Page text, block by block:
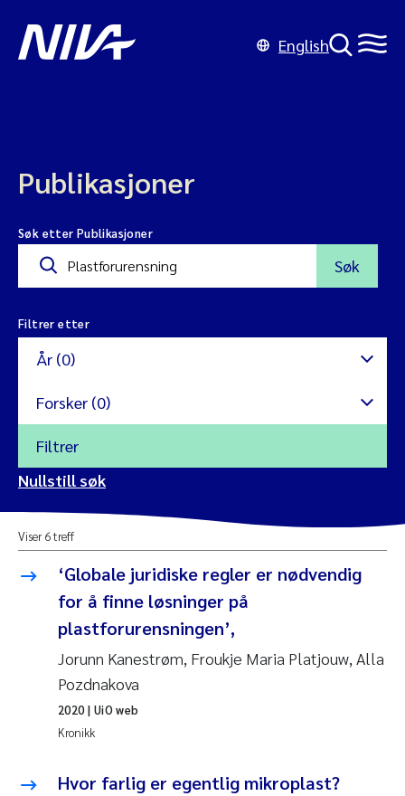
English
Publikasjoner
Søk etter Publikasjoner
Søk
Filtrer etter
År (0)
2024
2023
2021
2020
2019
Nullstill
Forsker (0)
Yan Lin
Kristina Øie Kvile
Marianne Stave Sekkenes
Charles Patrick Lavin
Eirin Aasland
Filtrer
Nullstill søk
Viser 6 treff
‘Globale juridiske regler er nødvendig
for å finne løsninger på
plastforurensningen’,
Jorunn Kanestrøm, Froukje Maria Platjouw, Alla
Pozdnakova
Kronikk
2020| UiO web
Hvor farlig er egentlig mikroplast?